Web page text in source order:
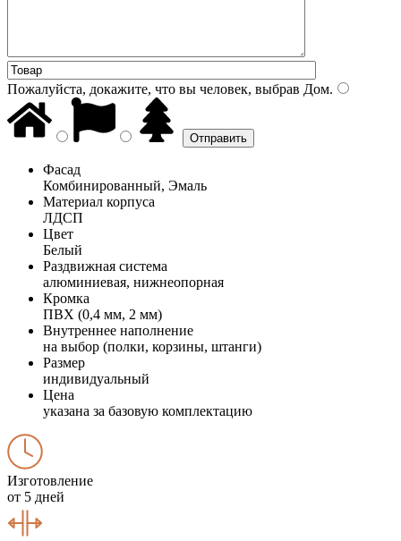
Пожалуйста, докажите, что вы человек, выбрав Дом.
Фасад
Комбинированный, Эмаль
Материал корпуса
ЛДСП
Цвет
Белый
Раздвижная система
алюминиевая, нижнеопорная
Кромка
ПВХ (0,4 мм, 2 мм)
Внутреннее наполнение
на выбор (полки, корзины, штанги)
Размер
индивидуальный
Цена
указана за базовую комплектацию
Изготовление
от 5 дней